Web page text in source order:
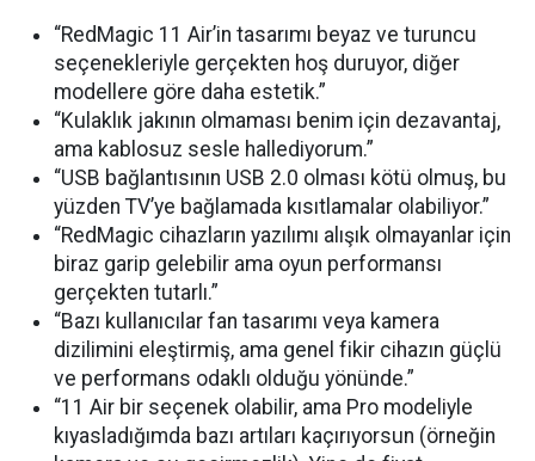
“RedMagic 11 Air’in tasarımı beyaz ve turuncu
seçenekleriyle gerçekten hoş duruyor, diğer
modellere göre daha estetik.”
“Kulaklık jakının olmaması benim için dezavantaj,
ama kablosuz sesle hallediyorum.”
“USB bağlantısının USB 2.0 olması kötü olmuş, bu
yüzden TV’ye bağlamada kısıtlamalar olabiliyor.”
“RedMagic cihazların yazılımı alışık olmayanlar için
biraz garip gelebilir ama oyun performansı
gerçekten tutarlı.”
“Bazı kullanıcılar fan tasarımı veya kamera
dizilimini eleştirmiş, ama genel fikir cihazın güçlü
ve performans odaklı olduğu yönünde.”
“11 Air bir seçenek olabilir, ama Pro modeliyle
kıyasladığımda bazı artıları kaçırıyorsun (örneğin